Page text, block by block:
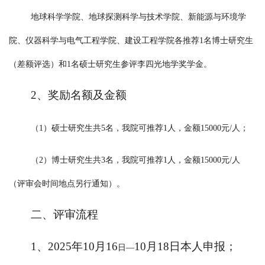
地球科学学院、地球探测科学与技术学院、新能源与环境学
院、仪器科学与电气工程学院、建设工程学院各推荐1名博士研究生
（差额评选）和1名硕士研究生参评李四光地学奖学金。
2、奖励名额及金额
（ 1）硕士研究生共5名，我院可推荐1人，金额15000元/人；
（2）博士研究生共3名，我院可推荐1人，金额15000元/人
（评审会时间地点另行通知）。
二、评审流程
1、2025年10 月 16 日 —10 月 18 日本人申报；